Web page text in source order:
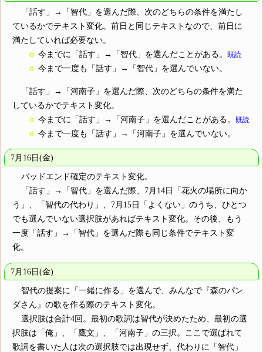
「話す」→「智代」を選んだ際、次のどちらの条件を満たし
ているかでテキスト変化。前日と同じテキストなので、前日に
満たしていれば必要ない。
今までに「話す」→「智代」を選んだことがある。
既読
今まで一度も「話す」→「智代」を選んでいない。
「話す」→「河南子」を選んだ際、次のどちらの条件を満た
しているかでテキスト変化。
今までに「話す」→「河南子」を選んだことがある。
既読
今まで一度も「話す」→「河南子」を選んでいない。
7月16日(金)
バッドエンド確定のテキスト変化。
「話す」→「智代」を選んだ際、7月14日「花火の場所に向か
う」、「智代の代わり」、7月15日「よくない」のうち、ひとつ
でも選んでいない選択肢があればテキスト変化。その後、もう
一度「話す」→「智代」を選んだ際も同じ条件でテキスト変
化。
7月16日(金)
智代の提案に「一緒に作る」を選んで、みんなで『森のパン
ダさん』の歌を作る際のテキスト変化。
選択肢は合計4回。最初の歌詞は智代が決めたため、最初の選
択肢は「俺」、「鷹文」、「河南子」の三択。ここで選ばれて
歌詞を書いた人は次の選択肢では出現せず、代わりに「智代」